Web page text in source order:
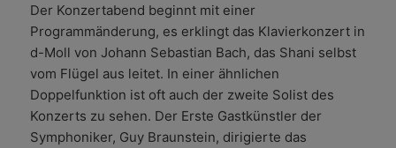
Der Konzertabend beginnt mit einer
Programmänderung, es erklingt das Klavierkonzert in
d-Moll von Johann Sebastian Bach, das Shani selbst
vom Flügel aus leitet. In einer ähnlichen
Doppelfunktion ist oft auch der zweite Solist des
Konzerts zu sehen. Der Erste Gastkünstler der
Symphoniker, Guy Braunstein, dirigierte das